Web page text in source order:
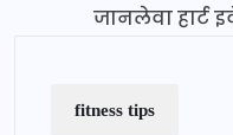
जानलेवा हार्ट
fitness tips